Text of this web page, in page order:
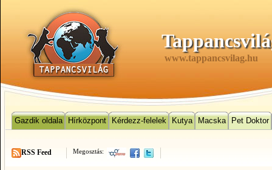
www.tappancsvilag.hu
Gazdik oldala Hírközpont Kérdezz-felelek Kutya Macska Pet Doktor
Megosztás:
RSS Feed